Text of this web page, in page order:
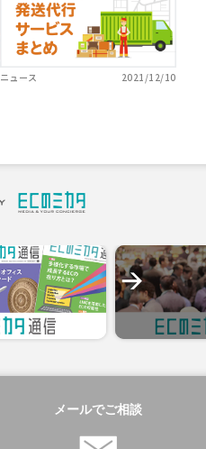
ニュース 2021/12/10
メールでご相談